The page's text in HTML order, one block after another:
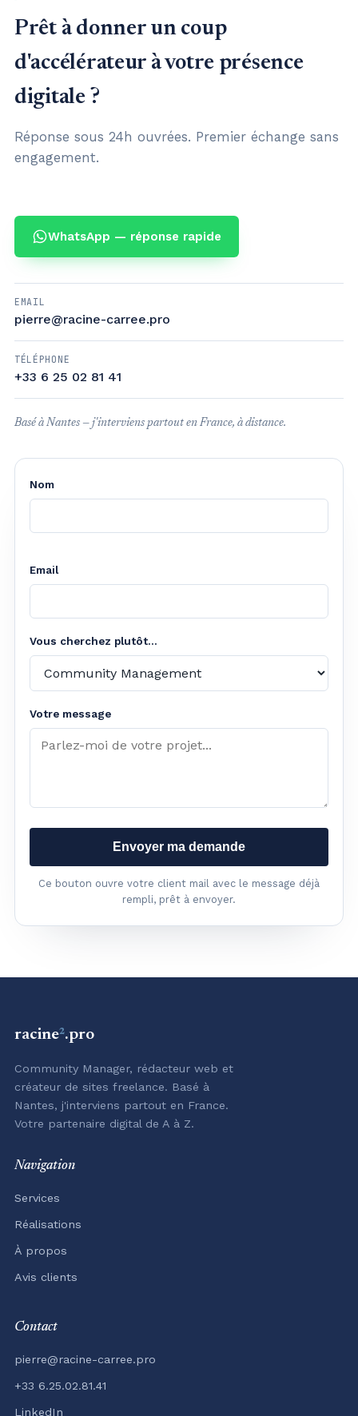
Prêt à donner un coup
d'accélérateur à votre présence
digitale ?
Réponse sous 24h ouvrées. Premier échange sans
engagement.
WhatsApp — réponse rapide
EMAIL
pierre@racine-carree.pro
TÉLÉPHONE
+33 6 25 02 81 41
Basé à Nantes — j'interviens partout en France, à distance.
Nom
Email
Vous cherchez plutôt...
Votre message
Envoyer ma demande
Ce bouton ouvre votre client mail avec le message déjà
rempli, prêt à envoyer.
racine².pro
Community Manager, rédacteur web et
créateur de sites freelance. Basé à
Nantes, j'interviens partout en France.
Votre partenaire digital de A à Z.
Navigation
Services
Réalisations
À propos
Avis clients
Contact
pierre@racine-carree.pro
+33 6.25.02.81.41
LinkedIn